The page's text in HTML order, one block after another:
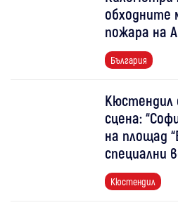
обходните
пожара на
България
Кюстендил
сцена:
на площад
специални
Кюстендил